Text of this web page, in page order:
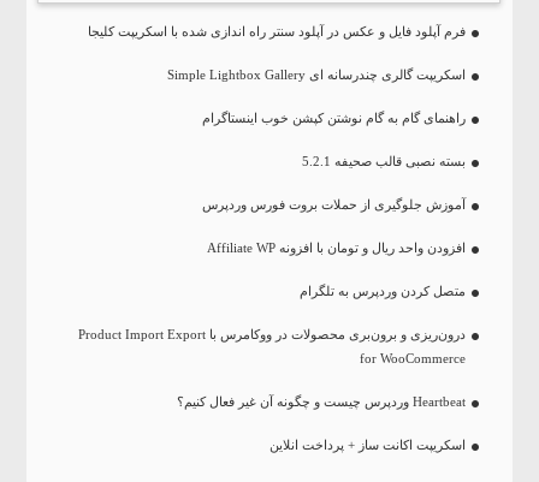
فرم آپلود فایل و عکس در آپلود سنتر راه اندازی شده با اسکریپت کلیجا
اسکریپت گالری چندرسانه ای Simple Lightbox Gallery
راهنمای گام به گام نوشتن کپشن خوب اینستاگرام
بسته نصبی قالب صحیفه 5.2.1
آموزش جلوگیری از حملات بروت فورس وردپرس
افزودن واحد ریال و تومان با افزونه Affiliate WP
متصل کردن وردپرس به تلگرام
درون‌ریزی و برون‌بری محصولات در ووکامرس با Product Import Export
for WooCommerce
Heartbeat وردپرس چیست و چگونه آن غیر فعال کنیم؟
اسکریپت اکانت ساز + پرداخت انلاین